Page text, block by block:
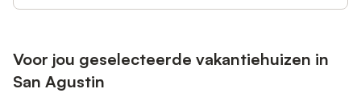
Voor jou geselecteerde vakantiehuizen in
San Agustin